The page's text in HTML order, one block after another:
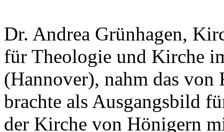
Dr. Andrea Grünhagen,
für Theologie und Kirche
(Hannover), nahm das
brachte als Ausgangsbild
der Kirche von Hönigern